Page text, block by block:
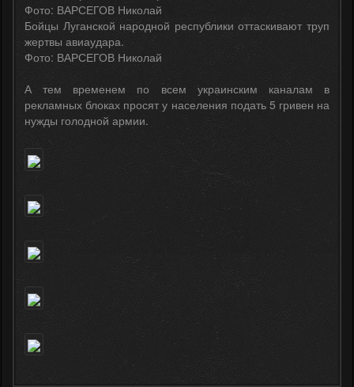
Фото: ВАРСЕГОВ Николай
Бойцы Луганской народной республики оттаскивают труп
жертвы авиаудара.
Фото: ВАРСЕГОВ Николай
А тем временем по всем украинским каналам в
рекламных блоках просят у населения подать 5 гривен на
нужды голодной армии.